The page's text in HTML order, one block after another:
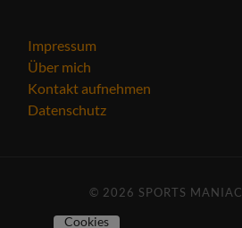
Impressum
Über mich
Kontakt aufnehmen
Datenschutz
© 2026 SPORTS MANIAC
Cookies